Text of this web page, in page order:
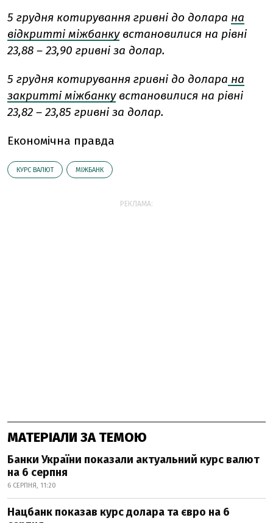
5 грудня котирування гривні до долара на
відкритті міжбанкувстановилися на рівні
23,88 – 23,90 гривні за долар.
5 грудня котирування гривні до долара на
закритті міжбанкувстановилися на рівні
23,82 – 23,85 гривні за долар.
Економічна правда
КУРС ВАЛЮТ МІЖБАНК
РЕКЛАМА:
МАТЕРІАЛИ ЗА ТЕМОЮ
Банки України показали актуальний курс валют
на 6 серпня
6 СЕРПНЯ, 11:20
Нацбанк показав курс долара та євро на 6